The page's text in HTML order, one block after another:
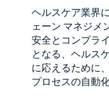
ヘルスケア業界
ェーン マネジメ
安全とコンプラ
となる、ヘルス
に応えるために
プロセスの自動